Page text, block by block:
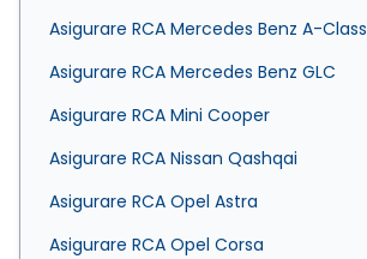
Asigurare RCA Mercedes Benz A-Class
Asigurare RCA Mercedes Benz GLC
Asigurare RCA Mini Cooper
Asigurare RCA Nissan Qashqai
Asigurare RCA Opel Astra
Asigurare RCA Opel Corsa